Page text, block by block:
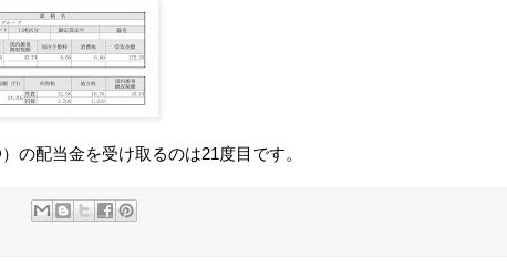
の配当金を受け取るのは21度目です。